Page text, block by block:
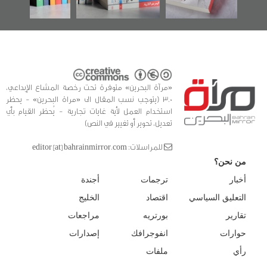
«مرآة البحرين» متوفرة تحت رخصة المشاع الإبداعي،
3.0 (يتوجب نسب المقال الى «مراة البحرين» - يحظر
استخدام العمل لأية غايات تجارية - يُحظر القيام بأي
تعديل، تحوير أو تغيير في النص)
للمراسلات: editor [at] bahrainmirror.com
من نحن؟
أخبار
التعليق السياسي
تقارير
حوارات
رأي
ترجمات
اقتصاد
بورتريه
انفوجرافك
ملفات
أجندة
الخليج
مراجعات
إصدارات